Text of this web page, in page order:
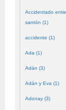
Accidentado
santón (1)
accidente (1)
Ada (1)
Adán (3)
Adán y Eva (1)
Adonay (3)